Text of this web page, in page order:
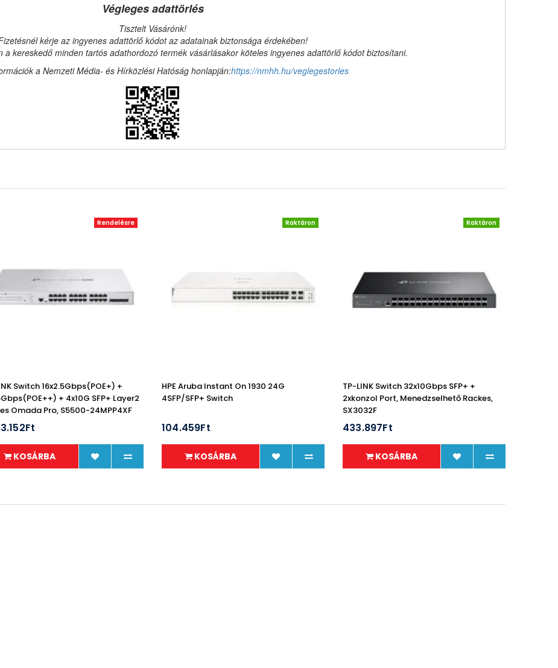
Végleges adattörlés
Tisztelt Vásárónk!
kérje az ingyenes adattörlő kódot az adatainak biztonsága érdekében!
a kereskedő minden tartós adathordozó termék vásárlásakor köteles ingyenes adattörlő kódot biztosítani.
a Nemzeti Média- és Hírközlési Hatóság honlapján:https://nmhh.hu/veglegestorles
Rendelésre
Switch 16x2.5Gbps(POE+) +
+ 4x10G SFP+ Layer2
Omada Pro, S5500-24MPP4XF
KOSÁRBA
Raktáron
HPE Aruba Instant On 1930 24G
4SFP/SFP+ Switch
104.459Ft
KOSÁRBA
Raktáron
TP-LINK Switch 32x10Gbps SFP+ +
2xkonzol Port, Menedzselhető Rackes,
SX3032F
433.897Ft
KOSÁRBA